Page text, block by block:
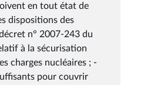
en tout état de
dispositions des
n° 2007-243 du
à la sécurisation
charges nucléaires ; -
pour couvrir